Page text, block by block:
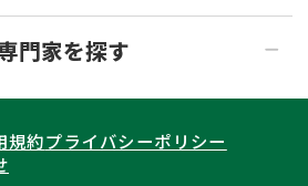
青森県
宮城県
神奈川県
門家を探す
遺産分割
規約プライバシーポリシー